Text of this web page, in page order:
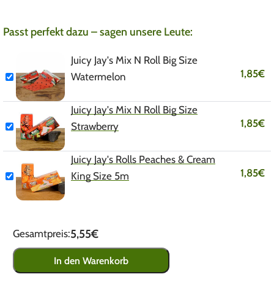
Passt perfekt dazu – sagen unsere Leute:
Juicy Jay's Mix N Roll Big Size
Watermelon
1,85€
Juicy Jay's Mix N Roll Big Size
Strawberry
1,85€
Juicy Jay's Rolls Peaches & Cream
King Size 5m
1,85€
Gesamtpreis:5,55€
In den Warenkorb